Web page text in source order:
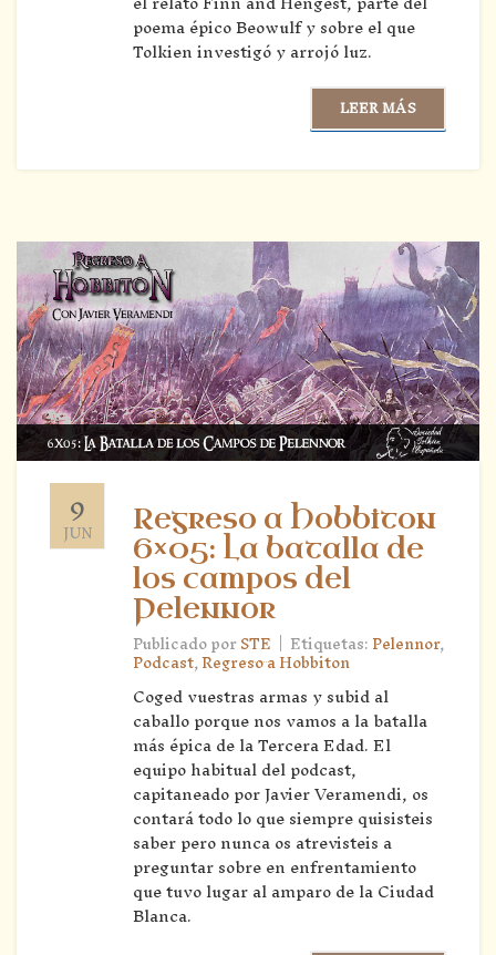
poema épico Beowulf y sobre el que
Tolkien investigó y arrojó luz.
LEER MÁS
9
JUN
Regreso a Hobbiton
6×05: La batalla de
los campos del
Pelennor
Publicado porSTE | Etiquetas:Pelennor,
Podcast,Regreso a Hobbiton
Coged vuestras armas y subid al
caballo porque nos vamos a la batalla
más épica de la Tercera Edad. El
equipo habitual del podcast,
capitaneado por Javier Veramendi, os
contará todo lo que siempre quisisteis
saber pero nunca os atrevisteis a
preguntar sobre en enfrentamiento
que tuvo lugar al amparo de la Ciudad
Blanca.